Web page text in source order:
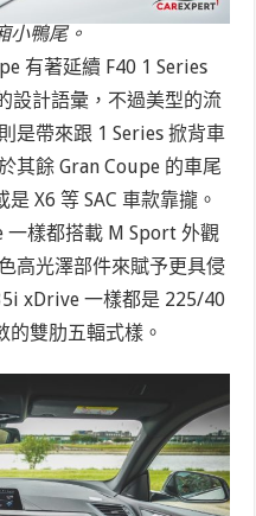
小鴨尾。
有著延續 F40 1 Series
設計語彙，不過美型的流
是帶來跟 1 Series 掀背車
其餘 Gran Coupe 的車尾
X6 等 SAC 車款靠攏。
樣都搭載 M Sport 外觀
高光澤部件來賦予更具侵
xDrive 一樣都是 225/40
的雙肋五輻式樣。